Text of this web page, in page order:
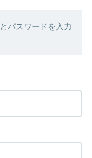
パスワードを入力